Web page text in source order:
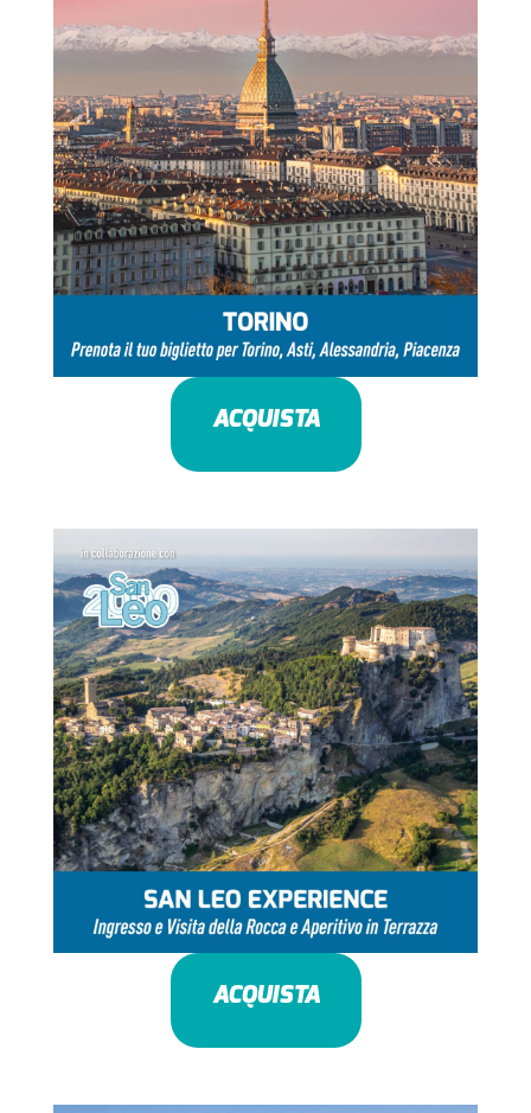
ACQUISTA
ACQUISTA